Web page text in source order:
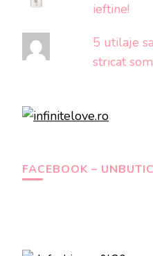
ieftine!
5 utilaje
stricat
FACEBOOK – UNBUTIC